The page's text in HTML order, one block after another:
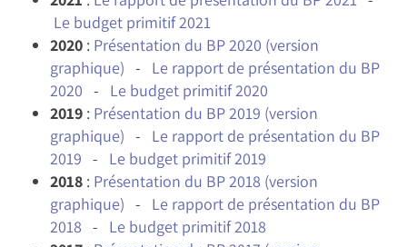
Le budget primitif 2021
2020 : Présentation du BP 2020 (version
graphique) - Le rapport de présentation du BP
2020 - Le budget primitif 2020
2019 : Présentation du BP 2019 (version
graphique) - Le rapport de présentation du BP
2019 - Le budget primitif 2019
2018 : Présentation du BP 2018 (version
graphique) - Le rapport de présentation du BP
2018 - Le budget primitif 2018